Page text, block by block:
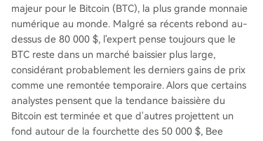
son 217e jour, laissant place à une dernière corr
ection. Ce n'est qu'après la formation de ce fond
que Bee anticipe une reprise durable, avec un o
bjectif de 100 000 $ d'ici 2027, soulignant que la
structure du marché reste profondément baissiè
re malgré les récentes hausses.
majeur pour le Bitcoin (BTC), la plus grande monnaie
numérique au monde. Malgré sa récents rebond au-
dessus de 80 000 $, l'expert pense toujours que le
BTC reste dans un marché baissier plus large,
considérant probablement les derniers gains de prix
comme une remontée temporaire. Alors que certains
analystes pensent que la tendance baissière du
Bitcoin est terminée et que d'autres projettent un
fond autour de la fourchette des 50 000 $, Bee